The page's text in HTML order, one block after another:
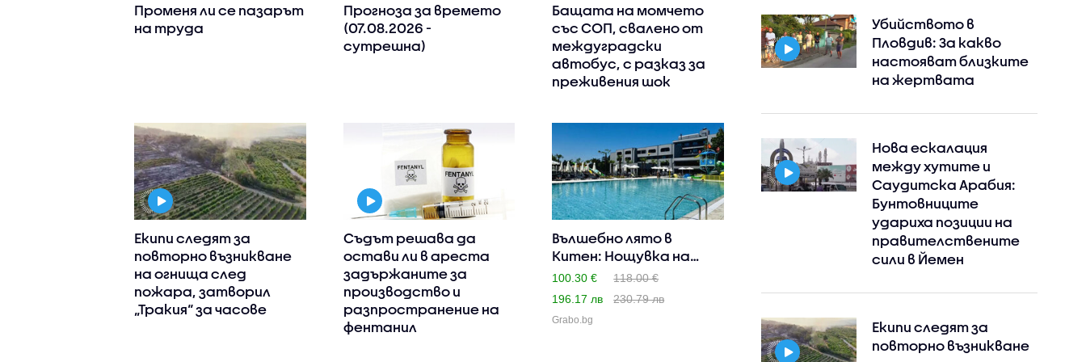
Променя ли се пазарът
на труда
Прогноза за времето
(07.08.2026 -
сутрешна)
Бащата на момчето
със СОП, свалено от
междуградски
автобус, с разказ за
преживения шок
Екипи следят за
повторно възникване
на огнища след
пожара, затворил
„Тракия“ за часове
Съдът решава да
остави ли в ареста
задържаните за
производство и
разпространение на
фентанил
Вълшебно лято в
Китен: Нощувка на
база All I..
100.30 €
118.00 €
196.17 лв
230.79 лв
Grabo.bg
Убийството в
Пловдив: За какво
настояват близките
на жертвата
Нова ескалация
между хутите и
Саудитска Арабия:
Бунтовниците
удариха позиции на
правителствените
сили в Йемен
Екипи следят за
повторно възникване